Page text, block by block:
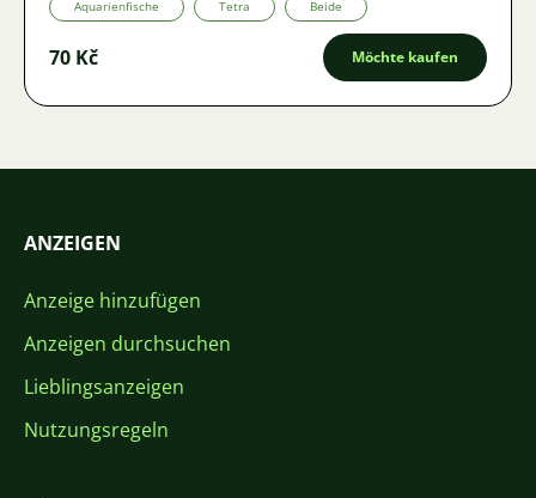
Aquarienfische Tetra Beide
70 Kč Möchte kaufen
ANZEIGEN
Anzeige hinzufügen
Anzeigen durchsuchen
Lieblingsanzeigen
Nutzungsregeln